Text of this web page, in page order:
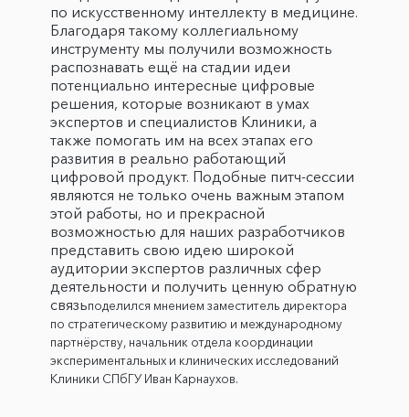
по искусственному интеллекту в медицине.
Благодаря такому коллегиальному
инструменту мы получили возможность
распознавать ещё на стадии идеи
потенциально интересные цифровые
решения, которые возникают в умах
экспертов и специалистов Клиники, а
также помогать им на всех этапах его
развития в реально работающий
цифровой продукт. Подобные питч-сессии
являются не только очень важным этапом
этой работы, но и прекрасной
возможностью для наших разработчиков
представить свою идею широкой
аудитории экспертов различных сфер
деятельности и получить ценную обратную
связьподелился мнением заместитель директора
по стратегическому развитию и международному
партнёрству, начальник отдела координации
экспериментальных и клинических исследований
Клиники СПбГУ Иван Карнаухов.